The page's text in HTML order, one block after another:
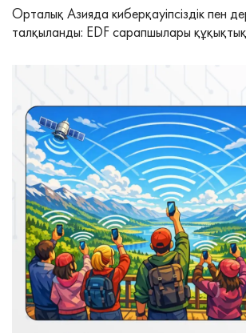
Орталық Азияда киберқауіпсіздік пен
талқыланды: EDF сарапшылары